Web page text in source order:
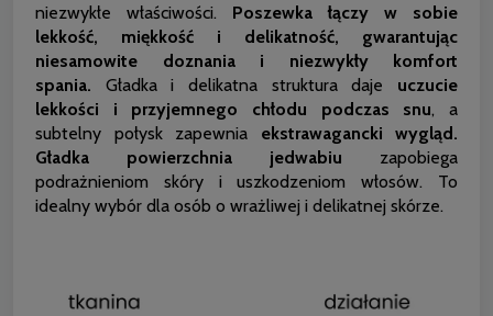
niezwykłe właściwości. Poszewka łączy w sobie
lekkość, miękkość i delikatność, gwarantując
niesamowite doznania i niezwykły komfort
spania. Gładka i delikatna struktura daje uczucie
lekkości i przyjemnego chłodu podczas snu, a
subtelny połysk zapewnia ekstrawagancki wygląd.
Gładka powierzchnia jedwabiu zapobiega
podrażnieniom skóry i uszkodzeniom włosów. To
idealny wybór dla osób o wrażliwej i delikatnej skórze.